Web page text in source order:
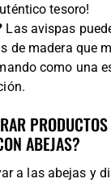
tesoro!
Las avispas
de madera que
como una
ABEJAS?
a las abejas y